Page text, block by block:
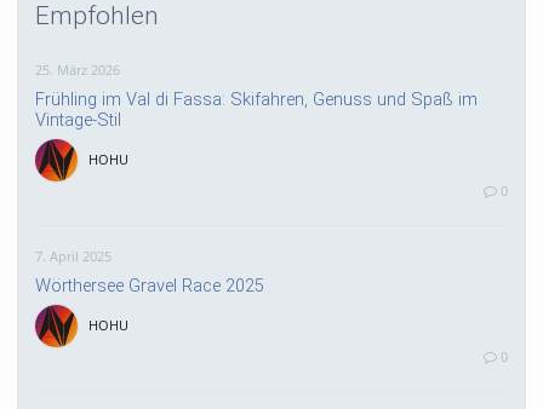
Empfohlen
25. März 2026
Frühling im Val di Fassa: Skifahren, Genuss und Spaß im
Vintage-Stil
HOHU
0
7. April 2025
Wörthersee Gravel Race 2025
HOHU
0